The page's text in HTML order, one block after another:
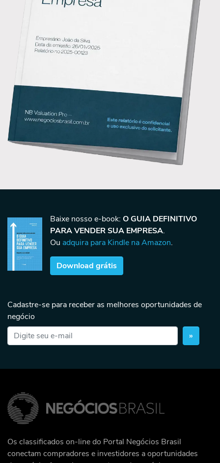
Baixe nosso e-book: O GUIA DEFINITIVO
PARA VENDER SUA EMPRESA.
Ou adquira para Kindle na Amazon.
Download grátis
Cadastre-se para receber as melhores oportunidades de
negócio
»
Os classificados on-line do Portal Negócios Brasil
conectam compradores e investidores a oportunidades